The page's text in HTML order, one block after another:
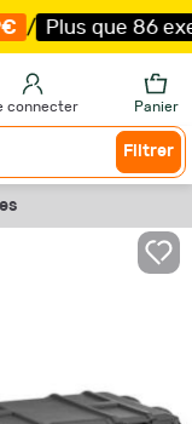
que 86
connecter Panier
Filtrer